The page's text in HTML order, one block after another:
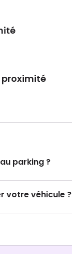
proximité
parking ?
votre véhicule ?